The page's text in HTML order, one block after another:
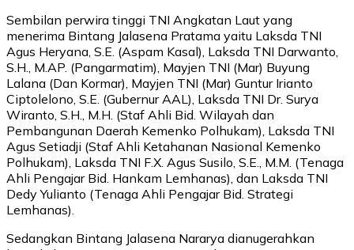
Sembilan perwira tinggi TNI Angkatan Laut yang
menerima Bintang Jalasena Pratama yaitu Laksda TNI
Agus Heryana, S.E. (Aspam Kasal), Laksda TNI Darwanto,
S.H., M.AP. (Pangarmatim), Mayjen TNI (Mar) Buyung
Lalana (Dan Kormar), Mayjen TNI (Mar) Guntur Irianto
Ciptolelono, S.E. (Gubernur AAL), Laksda TNI Dr. Surya
Wiranto, S.H., M.H. (Staf Ahli Bid. Wilayah dan
Pembangunan Daerah Kemenko Polhukam), Laksda TNI
Agus Setiadji (Staf Ahli Ketahanan Nasional Kemenko
Polhukam), Laksda TNI F.X. Agus Susilo, S.E., M.M. (Tenaga
Ahli Pengajar Bid. Hankam Lemhanas), dan Laksda TNI
Dedy Yulianto (Tenaga Ahli Pengajar Bid. Strategi
Lemhanas).
Sedangkan Bintang Jalasena Nararya dianugerahkan